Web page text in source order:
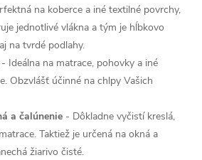
na koberce a iné textilné povrchy,
jednotlivé vlákna a tým je hĺbkovo
na tvrdé podlahy.
- Ideálna na matrace, pohovky a iné
Obzvlášť účinné na chlpy Vašich
a čalúnenie - Dôkladne vyčistí kreslá,
Taktiež je určená na okná a
žiarivo čisté.